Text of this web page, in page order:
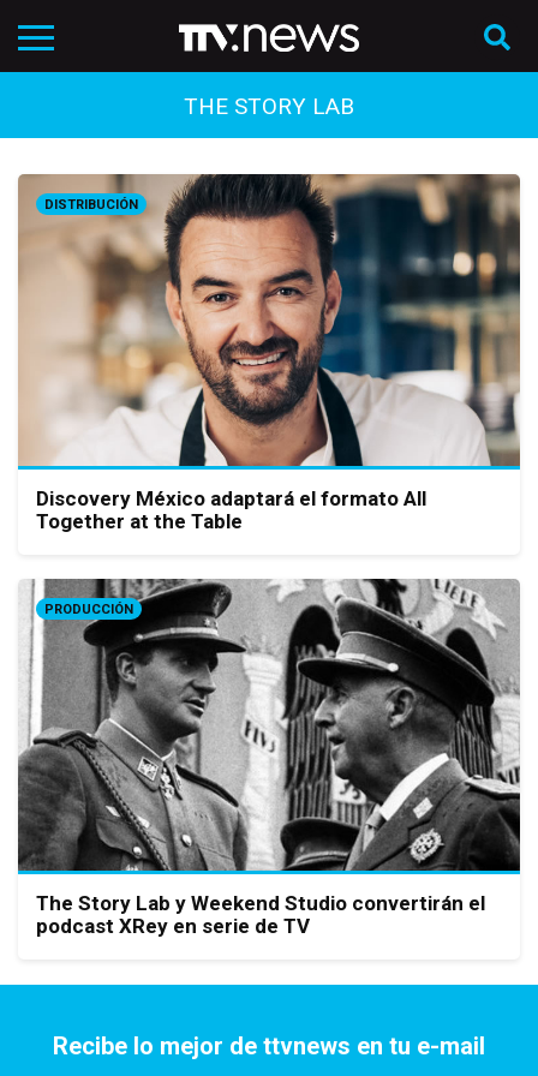
THE STORY LAB
DISTRIBUCIÓN
Discovery México adaptará el formato All
Together at the Table
PRODUCCIÓN
The Story Lab y Weekend Studio convertirán el
podcast XRey en serie de TV
Recibe lo mejor de ttvnews en tu e-mail